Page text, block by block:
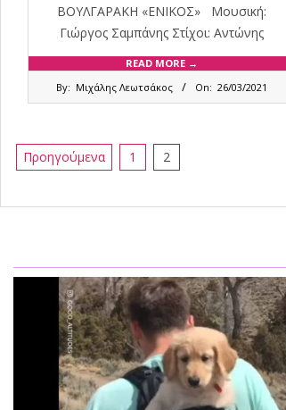
ΒΟΥΛΓΑΡΑΚΗ «ΕΝΙΚΟΣ» Μουσική:
Γιώργος Σαμπάνης Στίχοι: Αντώνης
READ MORE →
By: Μιχάλης Λεωτσάκος On: 26/03/2021
Σελιδοποίηση
Προηγούμενα 1 2